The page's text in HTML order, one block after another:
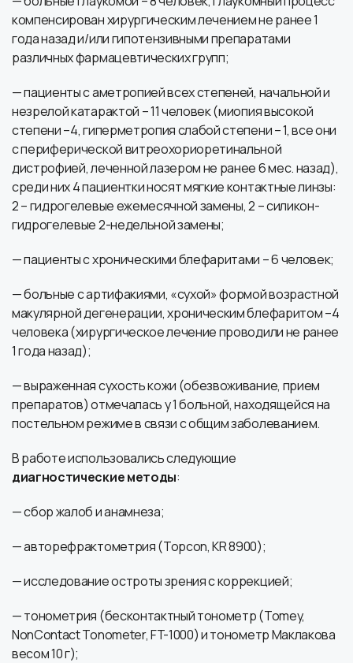
компенсирован хирургическим лечением не ранее 1
года назад и/или гипотензивными препаратами
различных фармацевтических групп;
— пациенты с аметропией всех степеней, начальной и
незрелой катарактой – 11 человек (миопия высокой
степени –4, гиперметропия слабой степени – 1, все они
с периферической витреохориоретинальной
дистрофией, леченной лазером не ранее 6 мес. назад),
среди них 4 пациентки носят мягкие контактные линзы:
2 – гидрогелевые ежемесячной замены, 2 – силикон-
гидрогелевые 2-недельной замены;
— пациенты с хроническими блефаритами – 6 человек;
— больные с артифакиями, «сухой» формой возрастной
макулярной дегенерации, хроническим блефаритом –4
человека (хирургическое лечение проводили не ранее
1 года назад);
— выраженная сухость кожи (обезвоживание, прием
препаратов) отмечалась у 1 больной, находящейся на
постельном режиме в связи с общим заболеванием.
В работе использовались следующие
диагностические методы:
— сбор жалоб и анамнеза;
— авторефрактометрия (Topcon, KR 8900);
— исследование остроты зрения с коррекцией;
— тонометрия (бесконтактный тонометр (Tomey,
NonContact Tonometer, FT-1000) и тонометр Маклакова
весом 10 г);